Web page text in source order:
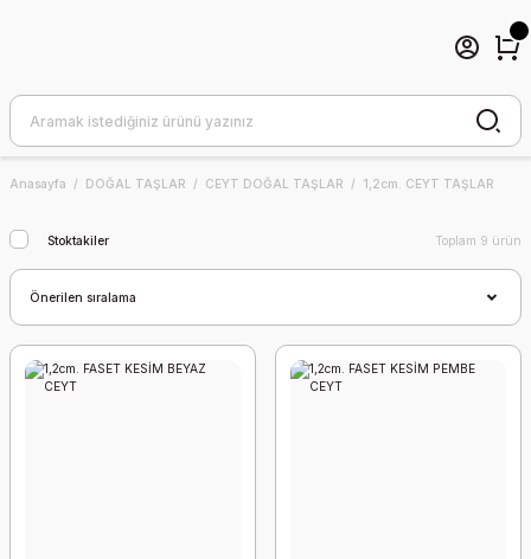
Anasayfa DOĞAL TAŞLAR CEYT DOĞAL TAŞLAR 1,2cm. CEYT TAŞLAR
Stoktakiler Toplam 9 ürün